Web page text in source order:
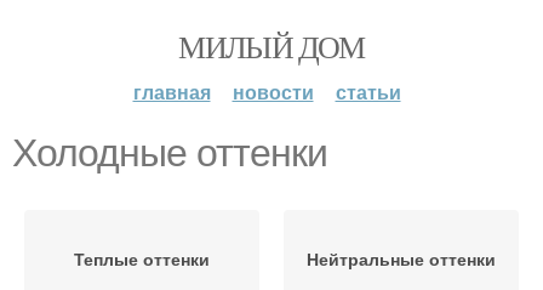
МИЛЫЙ ДОМ
главная новости статьи
Холодные оттенки
Теплые оттенки Нейтральные оттенки